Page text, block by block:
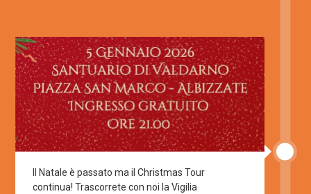
Il Natale è passato ma il Christmas Tour
continua! Trascorrete con noi la Vigilia